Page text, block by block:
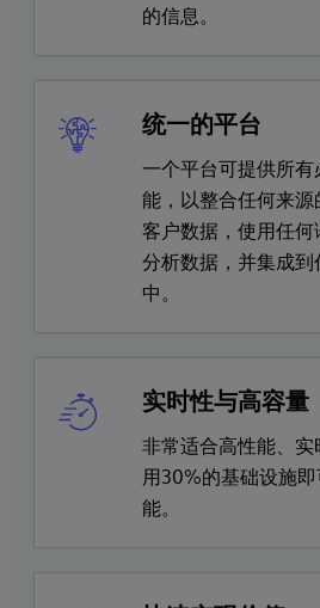
的信息。
统一的平台
一个平台可提供所
能，以整合任何来
客户数据，使用任
分析数据，并集成
中。
实时性与高容量
非常适合高性能、
用30%的基础设施
能。